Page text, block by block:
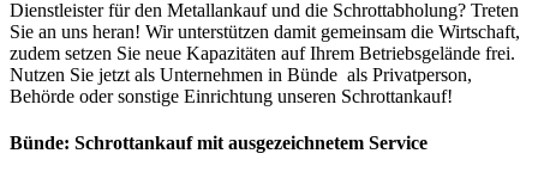
Dienstleister für den Metallankauf und die Schrottabholung? Treten
Sie an uns heran! Wir unterstützen damit gemeinsam die Wirtschaft,
zudem setzen Sie neue Kapazitäten auf Ihrem Betriebsgelände frei.
Nutzen Sie jetzt als Unternehmen in Bünde als Privatperson,
Behörde oder sonstige Einrichtung unseren Schrottankauf!
Bünde: Schrottankauf mit ausgezeichnetem Service